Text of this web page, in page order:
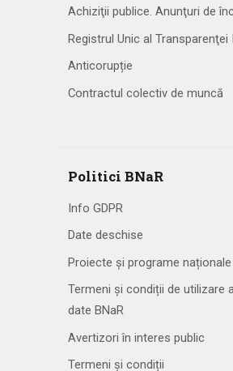
Achiziţii publice. Anunţuri de
Registrul Unic al
Anticorupție
Contractul colectiv de muncă
Politici BNaR
Info GDPR
Date deschise
Proiecte și programe naționale
Termeni și condiții de utilizare
date BNaR
Avertizori în interes public
Termeni și condiții